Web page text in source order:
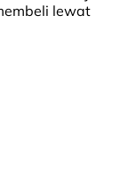
lewat